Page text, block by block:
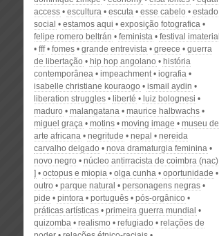
access
escultura escuta esse cabelo
estado
social
estamos aqui
exposição fotografica
felipe romero beltrán
feminista
festival imaterial
fff
fomes grande entrevista greece
guerra
de libertação
hip hop angolano
história
contemporânea
impeachment
iografia
isabelle christiane kouraogo
ismail aydin
liberation struggles
liberté
luiz bolognesi
maduro
malangatana
maurice halbwachs
miguel graça
motins moving image
museu de
arte africana
negritude nepal
nereida
carvalho delgado
nova dramaturgia feminina
novo negro
núcleo antirracista de coimbra (nac)
]
octopus e miopia olga cunha
oportunidade
outro
parque natural
personagens negras
pide
pintora português
pós-orgânico
práticas artísticas
primeira guerra mundial
quizomba
realismo refugiado
relações de